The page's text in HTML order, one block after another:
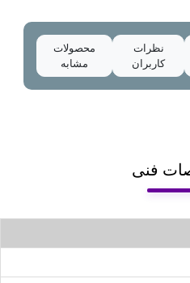
نظرات
کاربران
محصولات
مشابه
فنی